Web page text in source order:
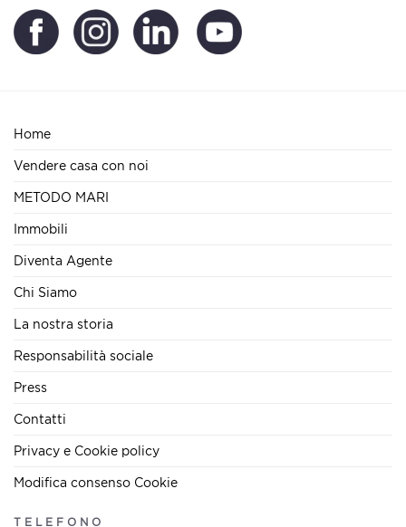
Home
Vendere casa con noi
METODO MARI
Immobili
Diventa Agente
Chi Siamo
La nostra storia
Responsabilità sociale
Press
Contatti
Privacy e Cookie policy
Modifica consenso Cookie
TELEFONO